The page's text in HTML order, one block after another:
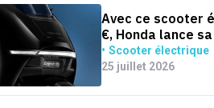
Avec ce scooter
€, Honda lance
Scooter électrique
25 juillet 2026